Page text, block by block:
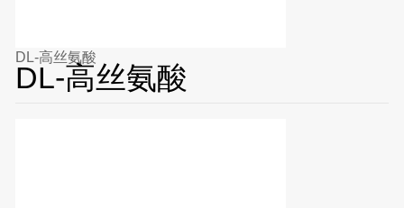
DL-高丝氨酸
DL-高丝氨酸